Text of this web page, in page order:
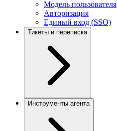
Модель пользователя
Авторизация
Единый вход (SSO)
Тикеты и переписка
Инструменты агента